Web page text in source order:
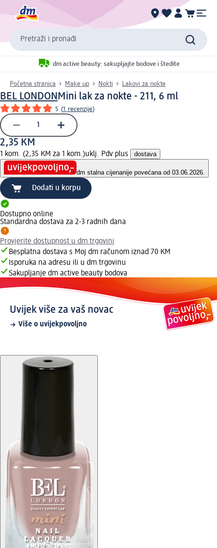
Pretraži i pronađi
dm active beauty: sakupljajte bodove i štedite
Početna stranica Make up Nokti Lakovi za nokte
BEL LONDONMini lak za nokte - 211, 6 ml
5 (1 recenzije)
2,35 KM
1 kom. (2,35 KM za 1 kom.)uklj. Pdv plus dostava
dm stalna cijenanije povećana od 03.06.2026.
Dodati u korpu
Dostupno online
Standardna dostava za 2-3 radnih dana
Provjerite dostupnost u dm trgovini
Besplatna dostava s Moj dm računom iznad 70 KM
Isporuka na adresu ili u dm trgovinu
Sakupljanje dm active beauty bodova
Uvijek više za vaš novac
Više o uvijekpovoljno